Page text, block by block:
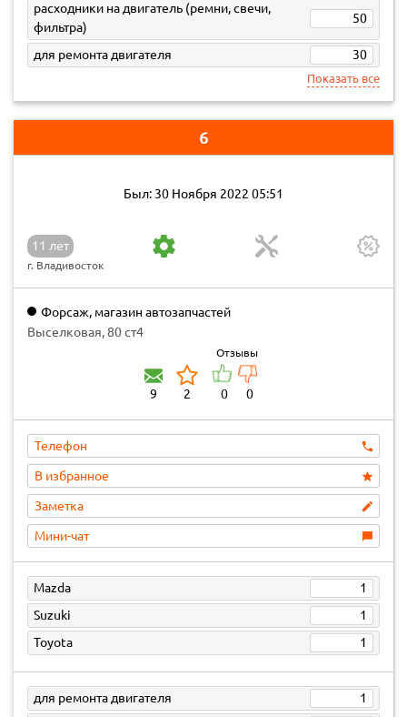
расходники на двигатель (ремни, свечи,
фильтра)
50
для ремонта двигателя 30
Показать все
6
Был: 30 Ноября 2022 05:51
11 лет
г. Владивосток
Форсаж, магазин автозапчастей
Выселковая, 80 ст4
9 2
Отзывы
0 0
Телефон
В избранное
Заметка
Мини-чат
Mazda
1
Suzuki
1
Toyota
1
для ремонта двигателя
1